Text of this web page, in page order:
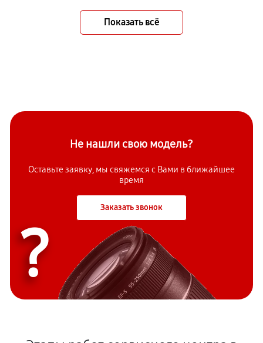
Показать всё
Не нашли свою модель?
Оставьте заявку, мы свяжемся с Вами в ближайшее
время
Заказать звонок
?